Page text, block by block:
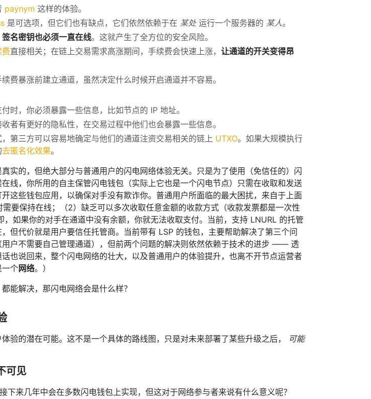
paynym 这样的体验。
是可选项，但它们也有缺点，它们依然依赖于在 某处 运行一个服务器的 某人。
签名密钥也必须一直在线。这就产生了全方位的安全风险。
直接相关；在链上交易需求高涨期间，手续费会快速上涨， 让通道的开关变得昂
费暴涨前建立通道，虽然决定什么时候开启通道并不容易。
时，你必须暴露一些信息，比如节点的 IP 地址。
者有更好的隐私性，在交易过程中他们也会暴露一些信息。
第三方可以容易地确定与他们的通道注资交易相关的链上 UTXO。如果大规模执行
去匿名化效果。
真实的，但绝大部分与普通用户的闪电网络体验无关。只是为了使用（免信任的）闪
线，你所用的自主保管闪电钱包（实际上它也是一个闪电节点）只需在收取和发送
这些钱包应用，以确保对手没有欺诈你。普通用户所面临的最大困扰，来自于上面
要保持在线；（2）缺乏可以多次收取任意金额的收款方式（收款发票都是一次性
如果你的对手在通道中没有余额，你就无法收取支付。当前，支持 LNURL 的托管
但代价就是用户要信任托管商。当前带有 LSP 的钱包，主要帮助解决了第三个问
户不需要自己管理通道），但前两个问题的解决则依然依赖于技术的进步 —— 透
也说回来，整个闪电网络的壮大，以及普通用户的体验提升，也离不开节点运营者
一个网络。）
能解决，那闪电网络会是什么样？
验的潜在可能。这不是一个具体的路线图，只是对未来部署了某些升级之后，
可能
可见
下来几年中会在多数闪电钱包上实现，但这对于网络参与者来说有什么意义呢？